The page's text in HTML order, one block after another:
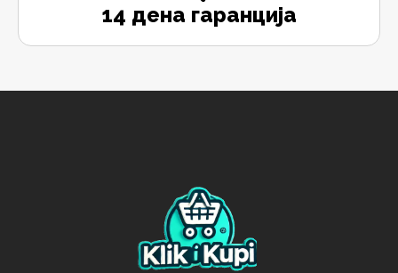
14 дена гаранција